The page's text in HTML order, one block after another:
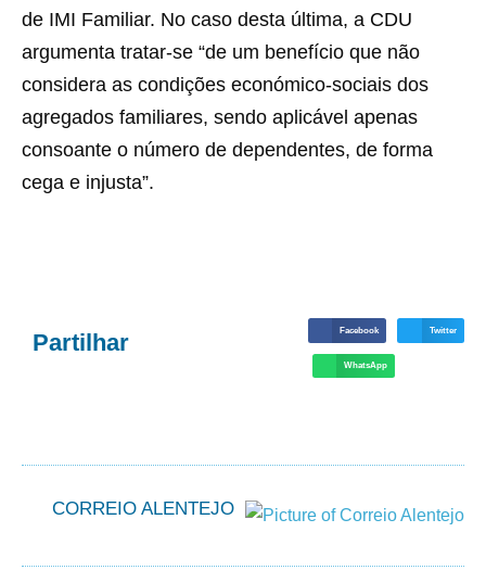
de IMI Familiar. No caso desta última, a CDU
argumenta tratar-se “de um benefício que não
considera as condições económico-sociais dos
agregados familiares, sendo aplicável apenas
consoante o número de dependentes, de forma
cega e injusta”.
Partilhar Facebook Twitter
WhatsApp
CORREIO ALENTEJO